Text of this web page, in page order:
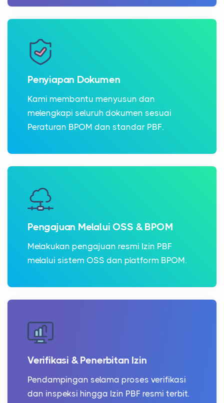
Penyiapan Dokumen
Kami membantu menyusun dan
melengkapi seluruh dokumen sesuai
Peraturan BPOM dan standar PBF.
Pengajuan Melalui OSS & BPOM
Melakukan pengajuan resmi Izin PBF
melalui sistem OSS dan platform BPOM.
Verifikasi & Penerbitan Izin
Pendampingan selama proses verifikasi
dan inspeksi hingga Izin PBF resmi terbit.